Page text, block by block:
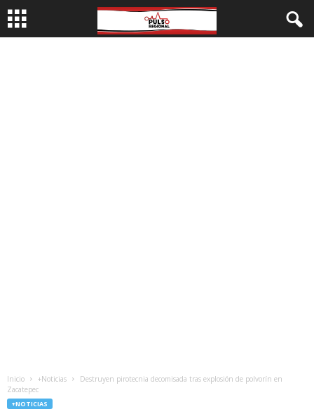
Inicio +Noticias
Destruyen pirotecnia decomisada tras explosión de polvorín en
Zacatepec
+NOTICIAS